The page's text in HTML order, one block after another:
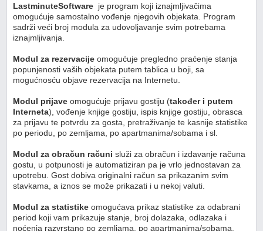
LastminuteSoftware je program koji iznajmljivačima
omogućuje samostalno vođenje njegovih objekata. Program
sadrži veći broj modula za udovoljavanje svim potrebama
iznajmljivanja.
Modul za rezervacije omogućuje pregledno praćenje stanja
popunjenosti vaših objekata putem tablica u boji, sa
mogućnosću objave rezervacija na Internetu.
Modul prijave omogućuje prijavu gostiju (također i putem
Interneta), vođenje knjige gostiju, ispis knjige gostiju, obrasca
za prijavu te potvrdu za gosta, pretraživanje te kasnije statistike
po periodu, po zemljama, po apartmanima/sobama i sl.
Modul za obračun računi služi za obračun i izdavanje računa
gostu, u potpunosti je automatiziran pa je vrlo jednostavan za
upotrebu. Gost dobiva originalni račun sa prikazanim svim
stavkama, a iznos se može prikazati i u nekoj valuti.
Modul za statistike omogućava prikaz statistike za odabrani
period koji vam prikazuje stanje, broj dolazaka, odlazaka i
noćenja razvrstano po zemljama, po apartmanima/sobama,